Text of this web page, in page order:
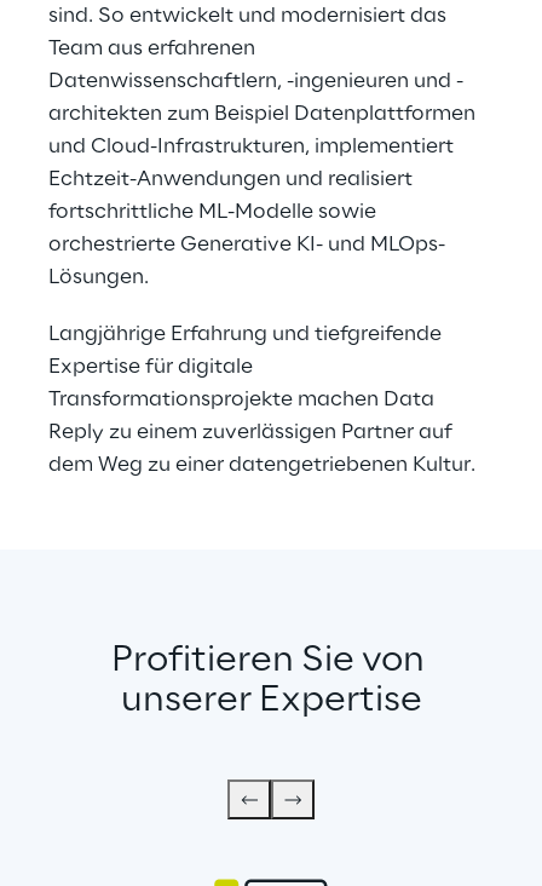
sind. So entwickelt und modernisiert das
Team aus erfahrenen
Datenwissenschaftlern, -ingenieuren und -
architekten zum Beispiel Datenplattformen
und Cloud-Infrastrukturen, implementiert
Echtzeit-Anwendungen und realisiert
fortschrittliche ML-Modelle sowie
orchestrierte Generative KI- und MLOps-
Lösungen.
Langjährige Erfahrung und tiefgreifende
Expertise für digitale
Transformationsprojekte machen Data
Reply zu einem zuverlässigen Partner auf
dem Weg zu einer datengetriebenen Kultur.
Profitieren Sie von
unserer Expertise